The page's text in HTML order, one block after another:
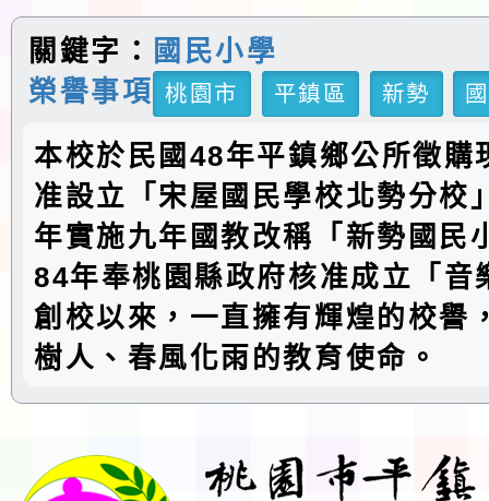
關鍵字：
國民小學
榮譽事項
桃園市 平鎮區 新勢
本校於民國48年平鎮鄉公所徵購
准設立「宋屋國民學校北勢分校
年實施九年國教改稱「新勢國民
84年奉桃園縣政府核准成立「音
創校以來，一直擁有輝煌的校譽
樹人、春風化雨的教育使命。